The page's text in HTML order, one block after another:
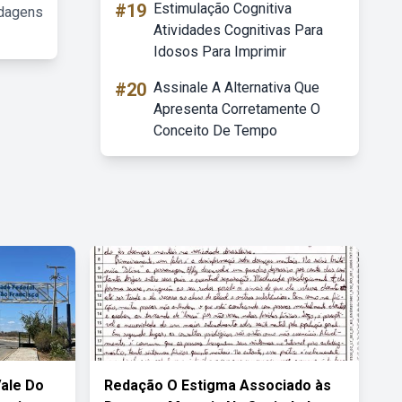
#19 Estimulação Cognitiva
Atividades Cognitivas Para
Idosos Para Imprimir
#20 Assinale A Alternativa Que
Apresenta Corretamente O
Conceito De Tempo
Do
Redação O Estigma Associado às